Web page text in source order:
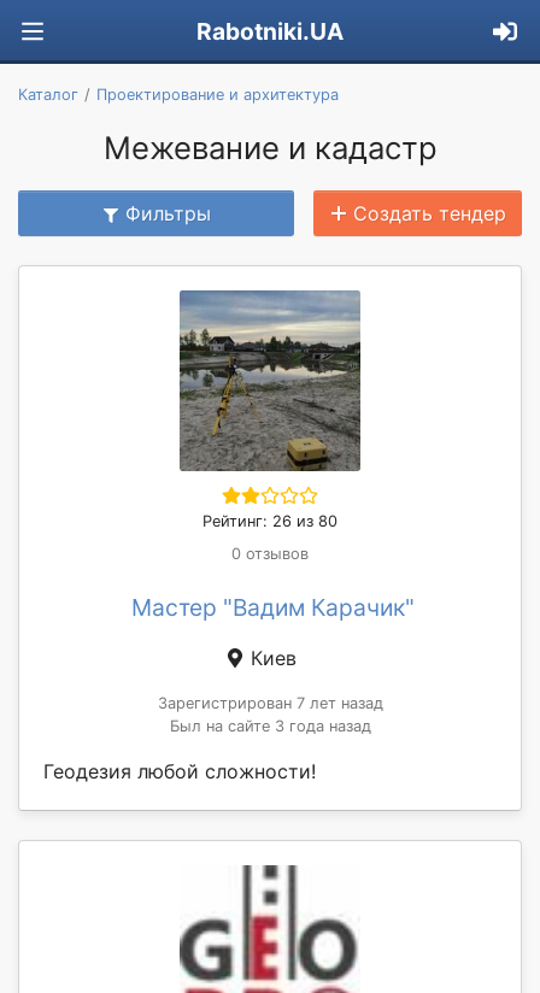
Rabotniki.UA
Каталог Проектирование и архитектура
Межевание и кадастр
Фильтры Создать тендер
Рейтинг: 26 из 80
0 отзывов
Мастер "Вадим Карачик"
Киев
Зарегистрирован 7 лет назад
Был на сайте 3 года назад
Геодезия любой сложности!